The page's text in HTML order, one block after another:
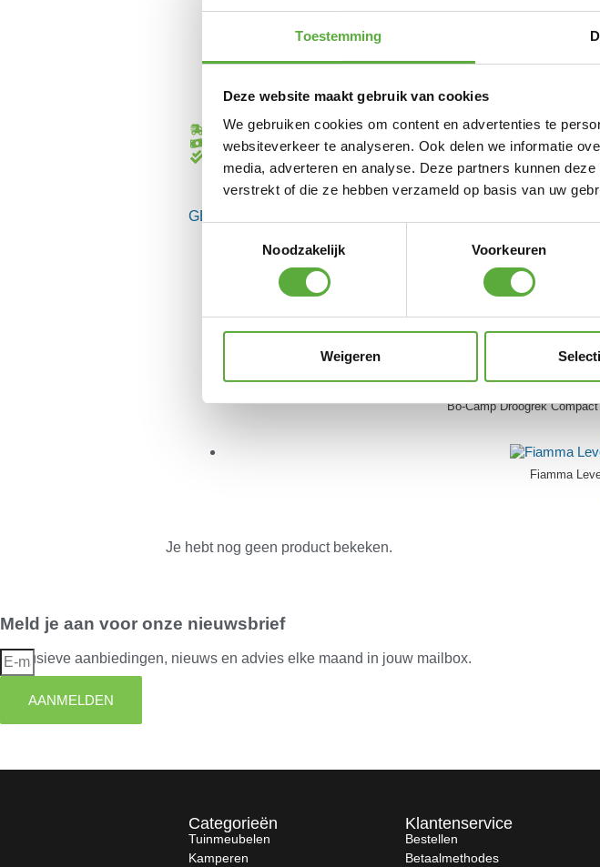
Toestemming
Deze website maakt gebruik van cookies
We gebruiken cookies om content en advertenties te
websiteverkeer te analyseren. Ook delen we informatie
media, adverteren en analyse. Deze partners kunnen
verstrekt of die ze hebben verzameld op basis van uw
Noodzakelijk
Voorkeuren
Weigeren
Gratis verzending vanaf €250,-*
Achteraf betalen mogelijk
Kopersbescherming met Trusted Shops
GERELATEERDE PRODUCTEN
Mepal Kom
Bo-Camp Droogrek
Fiamma
Je hebt nog geen product bekeken.
Meld je aan voor onze nieuwsbrief
Exclusieve aanbiedingen, nieuws en advies elke maand in jouw mailbox.
AANMELDEN
Categorieën
Tuinmeubelen
Kamperen
Klantenservice
Bestellen
Betaalmethodes